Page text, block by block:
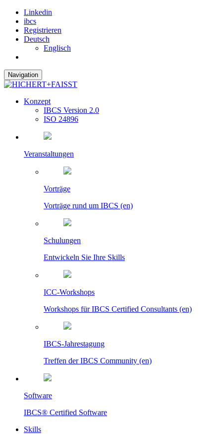
Linkedin
ibcs
Registrieren
Deutsch
Englisch
Navigation
Konzept
IBCS Version 2.0
ISO 24896
Veranstaltungen
Vorträge
Vorträge rund um IBCS (en)
Schulungen
Entwickeln Sie Ihre Skills
ICC-Workshops
Workshops für IBCS Certified Consultants (en)
IBCS-Jahrestagung
Treffen der IBCS Community (en)
Software
IBCS® Certified Software
Skills